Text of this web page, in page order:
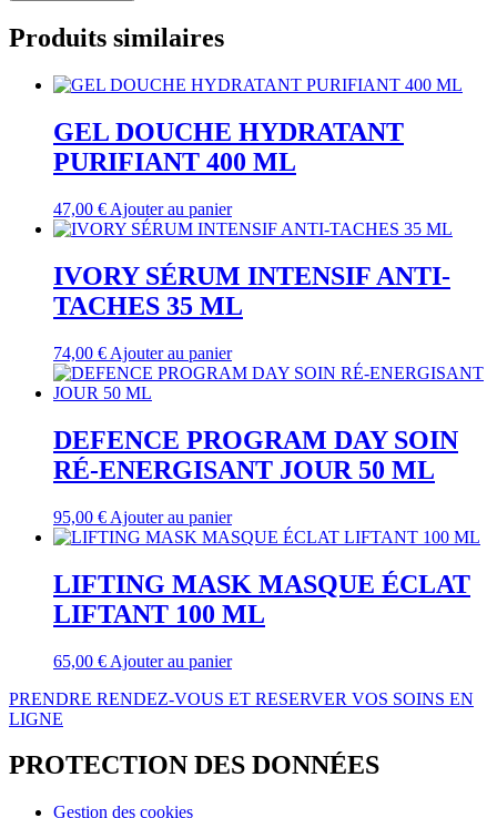
Produits similaires
GEL DOUCHE HYDRATANT
PURIFIANT 400 ML
47,00 € Ajouter au panier
IVORY SÉRUM INTENSIF ANTI-
TACHES 35 ML
74,00 € Ajouter au panier
DEFENCE PROGRAM DAY SOIN
RÉ-ENERGISANT JOUR 50 ML
95,00 € Ajouter au panier
LIFTING MASK MASQUE ÉCLAT
LIFTANT 100 ML
65,00 € Ajouter au panier
PRENDRE RENDEZ-VOUS ET RESERVER VOS SOINS EN
LIGNE
PROTECTION DES DONNÉES
Gestion des cookies